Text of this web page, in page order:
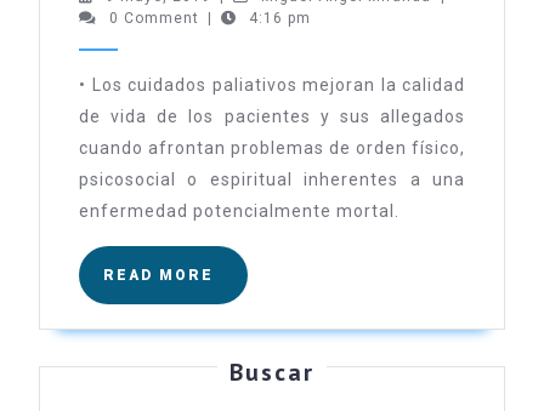
cifras
Paliativos)
mayo,
0 Comment
4:16 pm
• Los cuidados paliativos mejoran la calidad
de vida de los pacientes y sus allegados
cuando afrontan problemas de orden físico,
psicosocial o espiritual inherentes a una
enfermedad potencialmente mortal.
READ MORE
READ
MORE
Buscar